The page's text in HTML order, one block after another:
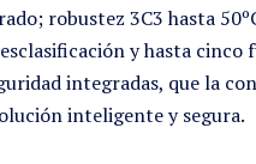
robustez 3C3 hasta
y hasta cinco
integradas, que la
inteligente y segura.